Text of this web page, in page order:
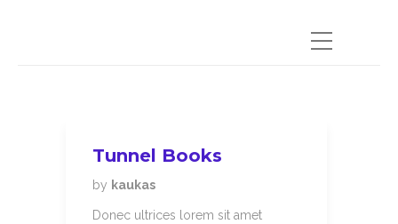
Tunnel Books
by kaukas
Donec ultrices lorem sit amet